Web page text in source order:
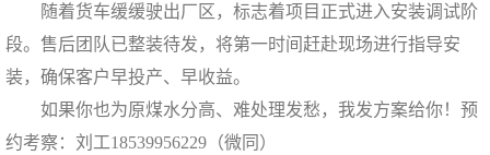
随着货车缓缓驶出厂区，标志着项目正式进入安装调试阶
段。售后团队已整装待发，将第一时间赶赴现场进行指导安
装，确保客户早投产、早收益。
如果你也为原煤水分高、难处理发愁，我发方案给你！预
约考察：刘工18539956229（微同）